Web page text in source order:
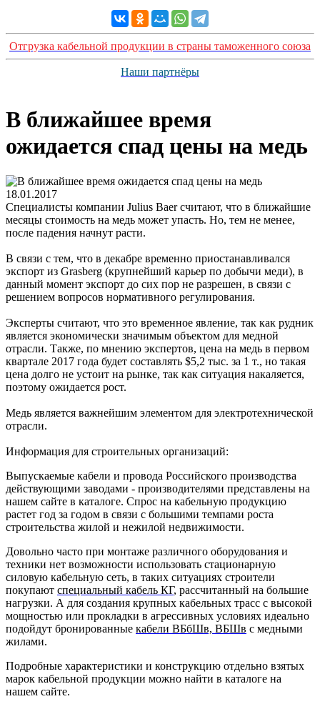
Отгрузка кабельной продукции в страны таможенного союза
Наши партнёры
В ближайшее время
ожидается спад цены на медь
18.01.2017
Специалисты компании Julius Baer считают, что в ближайшие
месяцы стоимость на медь может упасть. Но, тем не менее,
после падения начнут расти.
В связи с тем, что в декабре временно приостанавливался
экспорт из Grasberg (крупнейший карьер по добычи меди), в
данный момент экспорт до сих пор не разрешен, в связи с
решением вопросов нормативного регулирования.
Эксперты считают, что это временное явление, так как рудник
является экономически значимым объектом для медной
отрасли. Также, по мнению экспертов, цена на медь в первом
квартале 2017 года будет составлять $5,2 тыс. за 1 т., но такая
цена долго не устоит на рынке, так как ситуация накаляется,
поэтому ожидается рост.
Медь является важнейшим элементом для электротехнической
отрасли.
Информация для строительных организаций:
Выпускаемые кабели и провода Российского производства
действующими заводами - производителями представлены на
нашем сайте в каталоге. Спрос на кабельную продукцию
растет год за годом в связи с большими темпами роста
строительства жилой и нежилой недвижимости.
Довольно часто при монтаже различного оборудования и
техники нет возможности использовать стационарную
силовую кабельную сеть, в таких ситуациях строители
покупают специальный кабель КГ, рассчитанный на большие
нагрузки. А для создания крупных кабельных трасс с высокой
мощностью или прокладки в агрессивных условиях идеально
подойдут бронированные кабели ВБбШв, ВБШв с медными
жилами.
Подробные характеристики и конструкцию отдельно взятых
марок кабельной продукции можно найти в каталоге на
нашем сайте.